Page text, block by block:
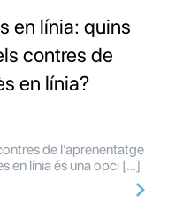
en línia: quins
contres de
en línia?
de l’aprenentatge
en línia és una opci […]